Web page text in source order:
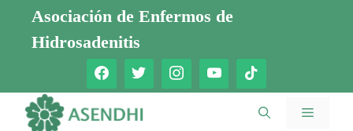
Saltar
contenido
Asociación de Enfermos de
Hidrosadenitis
Menú